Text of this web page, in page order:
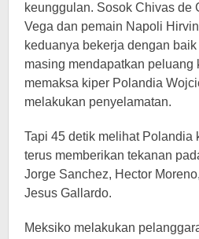
keunggulan. Sosok Chivas de
Vega dan pemain Napoli
keduanya bekerja dengan
masing mendapatkan peluang
memaksa kiper Polandia
melakukan penyelamatan.
Tapi 45 detik melihat Polandia
terus memberikan tekanan
Jorge Sanchez, Hector
Jesus Gallardo.
Meksiko melakukan